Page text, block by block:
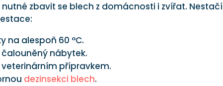
zbavit se blech z domácnosti i zvířat. Nestačí
na alespoň 60 °C.
nábytek.
přípravkem.
dezinsekci blech.